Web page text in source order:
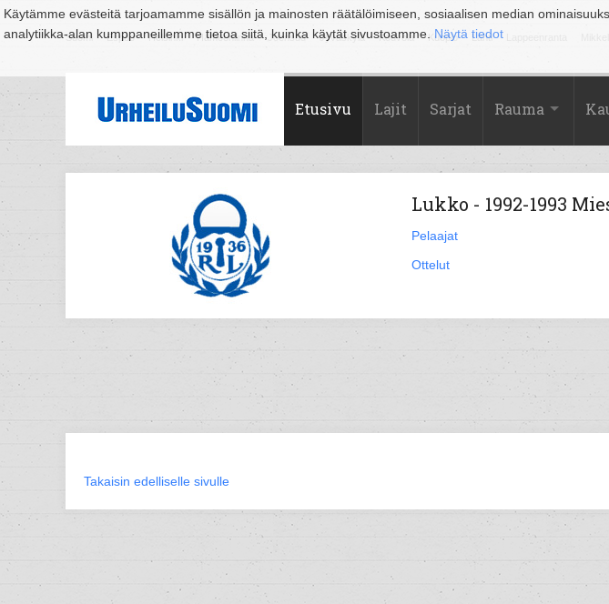
Käytämme evästeitä tarjoamamme sisällön ja mainosten räätälöimiseen, sosiaalisen median
analytiikka-alan kumppaneillemme tietoa siitä, kuinka käytät sivustoamme. Näytä tiedot
Suomi Espoo Helsinki Hämeenlinna Joensuu Jyväskylä Kouvola Kuopio Lahti
Etusivu Lajit Sarjat Rauma
Lukko - 1992-1993
Pelaajat
Ottelut
Takaisin edelliselle sivulle